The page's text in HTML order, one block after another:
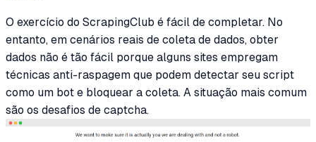
O exercício do ScrapingClub é fácil de completar. No
entanto, em cenários reais de coleta de dados, obter
dados não é tão fácil porque alguns sites empregam
técnicas anti-raspagem que podem detectar seu script
como um bot e bloquear a coleta. A situação mais comum
são os desafios de captcha.